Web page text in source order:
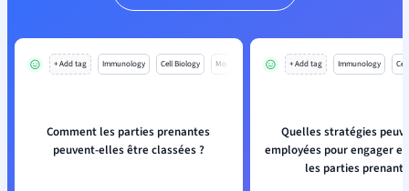
+ Add tag Immunology Cell Biology Mo
Comment les parties prenantes
peuvent-elles être classées ?
+ Add tag Immunology
Quelles stratégies
employées pour engager
les parties